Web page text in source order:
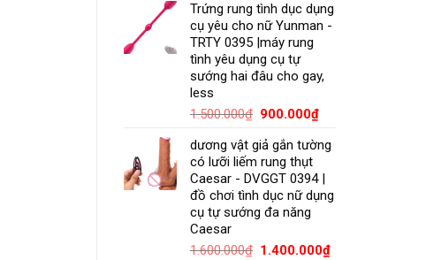
Trứng rung tình dục dụng
cụ yêu cho nữ Yunman -
TRTY 0395 |máy rung
tình yêu dụng cụ tự
sướng hai đâu cho gay,
less
1.500.000₫ 900.000₫
dương vật giả gắn tường
có lưỡi liếm rung thụt
Caesar - DVGGT 0394 |
đồ chơi tình dục nữ dụng
cụ tự sướng đa năng
Caesar
1.600.000₫ 1.400.000₫